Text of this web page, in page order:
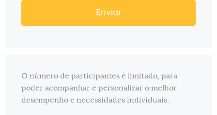
Enviar
O número de participantes é limitado, para
poder acompanhar e personalizar o melhor
desempenho e necessidades individuais.